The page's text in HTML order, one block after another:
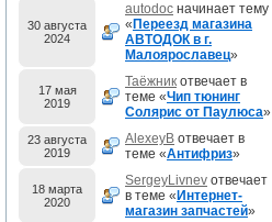
30 августа
2024
autodoc начинает тему
« Переезд магазина
АВТОДОК в г.
Малоярославец»
17 мая
2019
Таёжник отвечает в
теме «Чип тюнинг
Солярис от Паулюса»
23 августа
2019
AlexeyB отвечает в
теме «Антифриз»
18 марта
2020
SergeyLivnev отвечает
в теме « Интернет-
магазин запчастей»